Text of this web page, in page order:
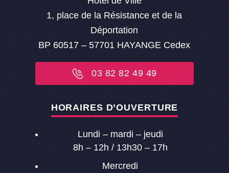
1, place de la Résistance et de la
Déportation
BP 60517 – 57701 HAYANGE Cedex
03 82 82 49 49
HORAIRES D’OUVERTURE
Lundi – mardi – jeudi
8h – 12h / 13h30 – 17h
Mercredi